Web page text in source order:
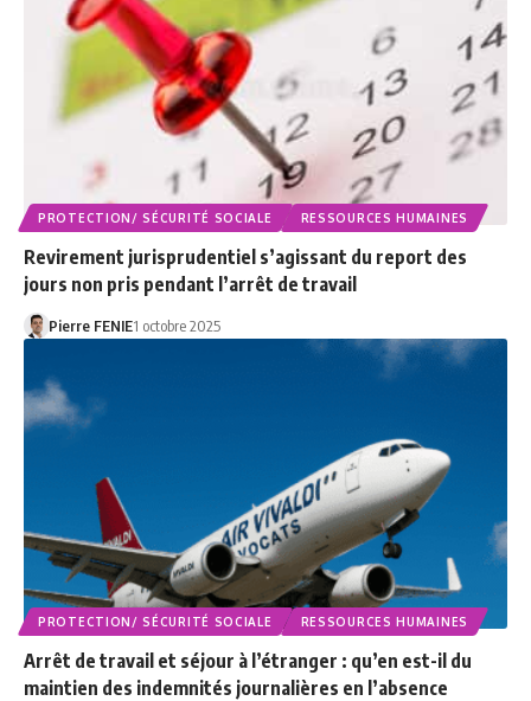
PROTECTION/ SÉCURITÉ SOCIALE RESSOURCES HUMAINES
Revirement jurisprudentiel s’agissant du report des
jours non pris pendant l’arrêt de travail
Pierre FENIE1 octobre 2025
PROTECTION/ SÉCURITÉ SOCIALE RESSOURCES HUMAINES
Arrêt de travail et séjour à l’étranger : qu’en est-il du
maintien des indemnités journalières en l’absence